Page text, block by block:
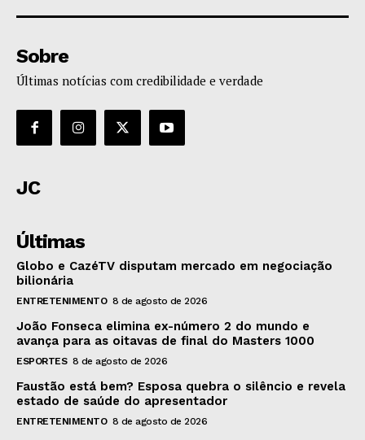
Sobre
Últimas notícias com credibilidade e verdade
JC
Últimas
Globo e CazéTV disputam mercado em negociação
bilionária
ENTRETENIMENTO 8 de agosto de 2026
João Fonseca elimina ex-número 2 do mundo e
avança para as oitavas de final do Masters 1000
ESPORTES 8 de agosto de 2026
Faustão está bem? Esposa quebra o silêncio e revela
estado de saúde do apresentador
ENTRETENIMENTO 8 de agosto de 2026